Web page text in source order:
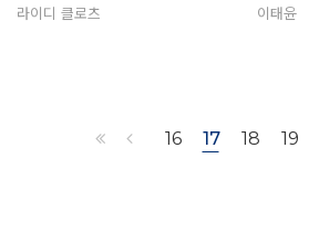
라이디 클로츠 이태윤
16 17 18 19